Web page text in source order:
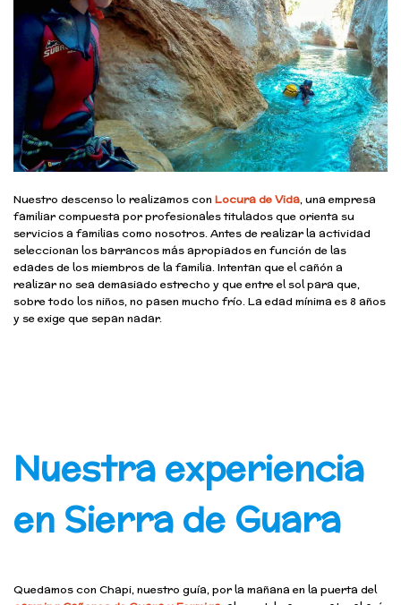
Nuestro descenso lo realizamos con Locura de Vida, una empresa
familiar compuesta por profesionales titulados que orienta su
servicios a familias como nosotros. Antes de realizar la actividad
seleccionan los barrancos más apropiados en función de las
edades de los miembros de la familia. Intentan que el cañón a
realizar no sea demasiado estrecho y que entre el sol para que,
sobre todo los niños, no pasen mucho frío. La edad mínima es 8 años
y se exige que sepan nadar.
Nuestra experiencia
en Sierra de Guara
Quedamos con Chapi, nuestro guía, por la mañana en la puerta del